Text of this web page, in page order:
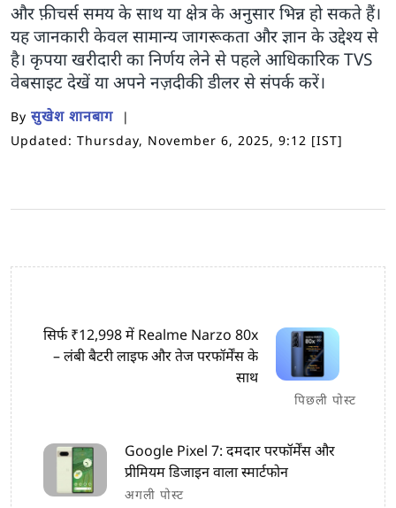
और फ़ीचर्स समय के साथ या क्षेत्र के अनुसार भिन्न हो सकते हैं।
यह जानकारी केवल सामान्य जागरूकता और ज्ञान के उद्देश्य से
है। कृपया खरीदारी का निर्णय लेने से पहले आधिकारिक TVS
वेबसाइट देखें या अपने नज़दीकी डीलर से संपर्क करें।
By सुखेश शानबाग
Updated: Thursday, November 6, 2025, 9:12 [IST]
सिर्फ ₹12,998 में Realme Narzo 80x
– लंबी बैटरी लाइफ और तेज परफॉर्मेंस के
साथ
पिछली पोस्ट
Google Pixel 7: दमदार परफॉर्मेंस और
प्रीमियम डिजाइन वाला स्मार्टफोन
अगली पोस्ट